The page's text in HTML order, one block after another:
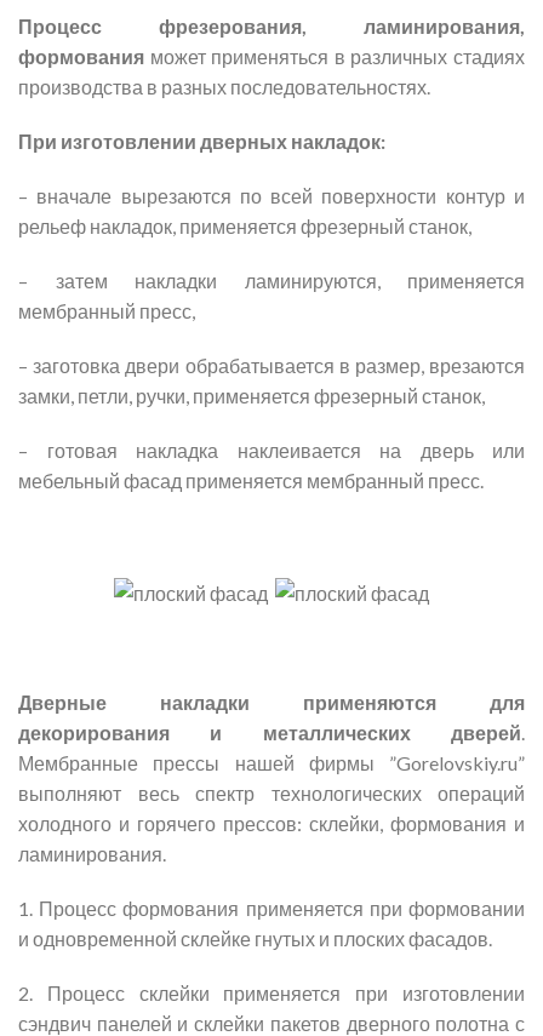
Процесс фрезерования, ламинирования,
формования может применяться в различных стадиях
производства в разных последовательностях.
При изготовлении дверных накладок:
– вначале вырезаются по всей поверхности контур и
рельеф накладок, применяется фрезерный станок,
– затем накладки ламинируются, применяется
мембранный пресс,
– заготовка двери обрабатывается в размер, врезаются
замки, петли, ручки, применяется фрезерный станок,
– готовая накладка наклеивается на дверь или
мебельный фасад применяется мембранный пресс.
Дверные накладки применяются для
декорирования и металлических дверей.
Мембранные прессы нашей фирмы ”Gorelovskiy.ru”
выполняют весь спектр технологических операций
холодного и горячего прессов: склейки, формования и
ламинирования.
1. Процесс формования применяется при формовании
и одновременной склейке гнутых и плоских фасадов.
2. Процесс склейки применяется при изготовлении
сэндвич панелей и склейки пакетов дверного полотна с